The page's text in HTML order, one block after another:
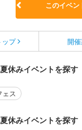
このイベン
ップ 開
休みイベントを探す
ェス
休みイベントを探す